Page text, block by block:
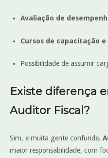
Avaliação de
Cursos de capacitação
Possibilidade de assumir
Existe diferença
Auditor Fiscal?
Sim, e muita gente confunde.
maior responsabilidade, com